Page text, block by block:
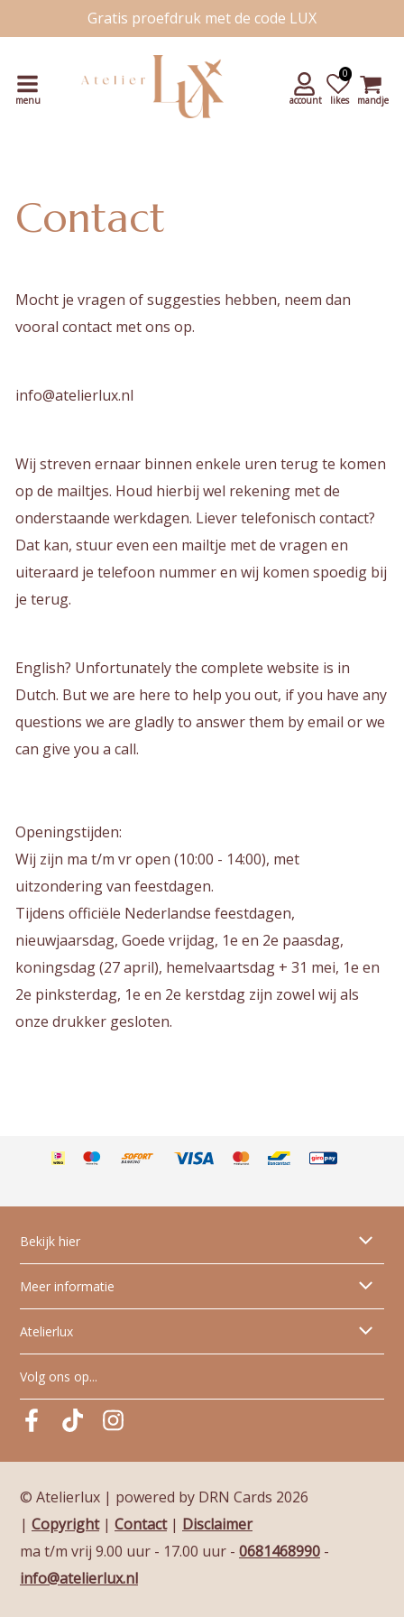
Gratis proefdruk met de code LUX
Snelle levering
Unieke handgetekende kaartjes
menu account likes
0
mandje
Contact
Mocht je vragen of suggesties hebben, neem dan
vooral contact met ons op.
info@atelierlux.nl
Wij streven ernaar binnen enkele uren terug te komen
op de mailtjes. Houd hierbij wel rekening met de
onderstaande werkdagen. Liever telefonisch contact?
Dat kan, stuur even een mailtje met de vragen en
uiteraard je telefoon nummer en wij komen spoedig bij
je terug.
English? Unfortunately the complete website is in
Dutch. But we are here to help you out, if you have any
questions we are gladly to answer them by email or we
can give you a call.
Openingstijden:
Wij zijn ma t/m vr open (10:00 - 14:00), met
uitzondering van feestdagen.
Tijdens officiële Nederlandse feestdagen,
nieuwjaarsdag, Goede vrijdag, 1e en 2e paasdag,
koningsdag (27 april), hemelvaartsdag + 31 mei, 1e en
2e pinksterdag, 1e en 2e kerstdag zijn zowel wij als
onze drukker gesloten.
Bekijk hier
Alle geboortekaartjes
Dieren geboortekaartjes
Skyline geboortekaartjes
Artistieke geboortekaartjes
Meer informatie
Tips & tricks
Papiersoorten
Glanzende folie
FAQ veelgestelde vragen
Levertijden
Atelierlux
Wie is Atelier Lux?
Volg ons op...
PinterestPinterest
© Atelierlux | powered by DRN Cards 2026
| Copyright | Contact | Disclaimer
ma t/m vrij 9.00 uur - 17.00 uur - 0681468990 -
info@atelierlux.nl